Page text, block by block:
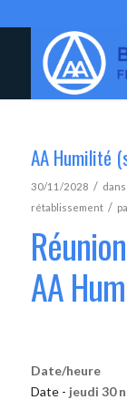
AA Humilité
30/11/2028 / dans
rétablissement /
AA
Date/heure
Date - jeudi 30